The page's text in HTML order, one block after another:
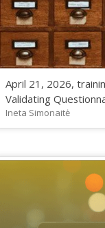
April 21, 2026,
Validating
Ineta Simonaitė